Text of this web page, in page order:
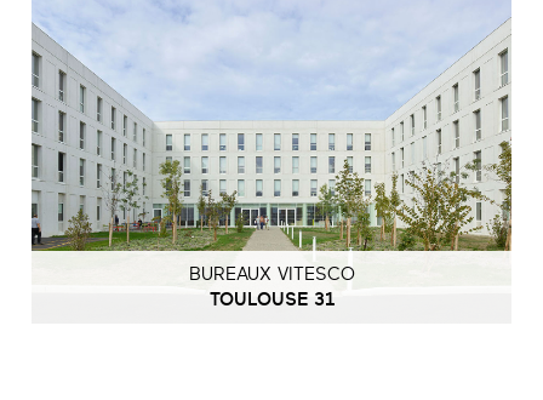
BUREAUX VITESCO
TOULOUSE 31